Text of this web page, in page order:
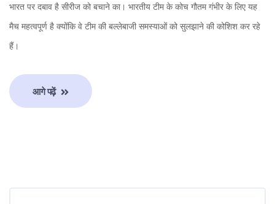
भारत पर दबाव है सीरीज को बचाने का। भारतीय टीम के कोच गौतम गंभीर के लिए यह
मैच महत्वपूर्ण है क्योंकि वे टीम की बल्लेबाजी समस्याओं को सुलझाने की कोशिश कर रहे
हैं।
आगे पढ़ें